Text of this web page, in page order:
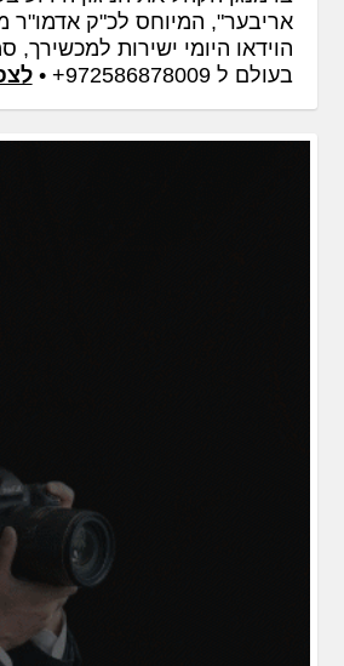
אריבער", המיוחס לכ"ק
הוידאו היומי ישירות
בעולם ל 972586878009+ •